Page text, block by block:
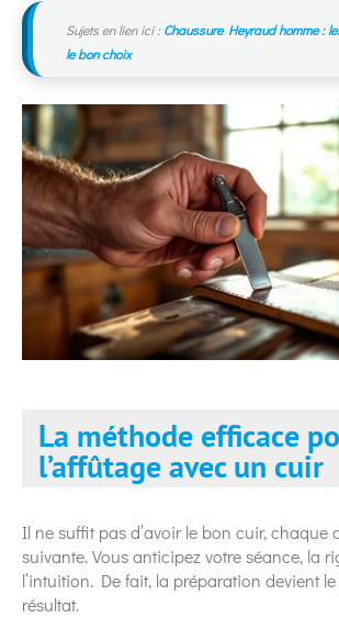
Sujets en lien ici : Chaussure Heyraud homme :
le bon choix
La méthode efficace
l’affûtage avec un cuir
Il ne suffit pas d’avoir le bon cuir, chaque
suivante. Vous anticipez votre séance, la
l’intuition. De fait, la préparation devient
résultat.